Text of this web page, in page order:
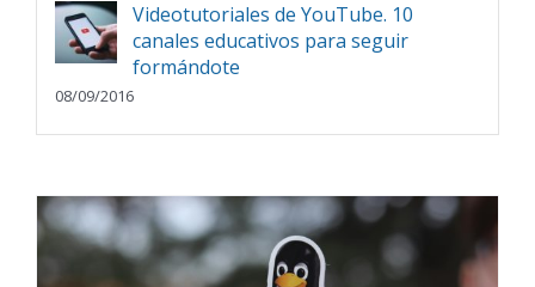
Videotutoriales de YouTube. 10
canales educativos para seguir
formándote
08/09/2016